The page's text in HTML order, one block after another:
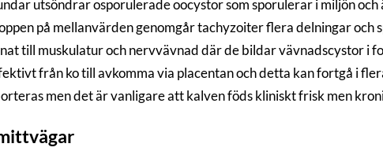
utsöndrar osporulerade oocystor som sporulerar i miljön och
på mellanvärden genomgår tachyzoiter flera delningar och
till muskulatur och nervvävnad där de bildar vävnadscystor i
från ko till avkomma via placentan och detta kan fortgå i
men det är vanligare att kalven föds kliniskt frisk men